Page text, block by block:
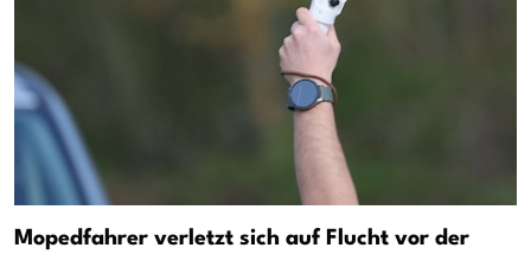
Mopedfahrer verletzt sich auf Flucht vor der